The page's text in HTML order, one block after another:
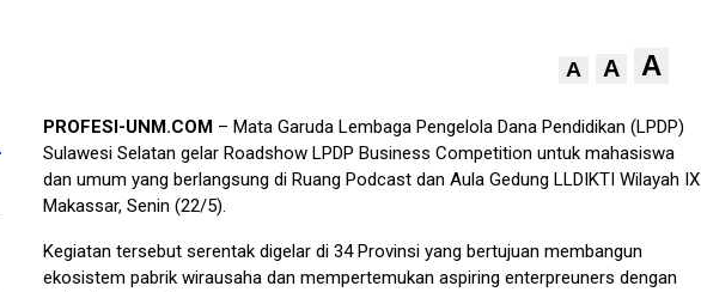
A A A
PROFESI-UNM.COM – Mata Garuda Lembaga Pengelola Dana Pendidikan (LPDP)
Sulawesi Selatan gelar Roadshow LPDP Business Competition untuk mahasiswa
dan umum yang berlangsung di Ruang Podcast dan Aula Gedung LLDIKTI Wilayah IX
Makassar, Senin (22/5).
Kegiatan tersebut serentak digelar di 34 Provinsi yang bertujuan membangun
ekosistem pabrik wirausaha dan mempertemukan aspiring enterpreuners dengan